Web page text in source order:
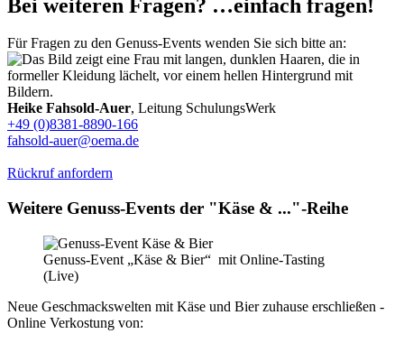
Bei weiteren Fragen? …einfach fragen!
Für Fragen zu den Genuss-Events wenden Sie sich bitte an:
Heike Fahsold-Auer, Leitung SchulungsWerk
+49 (0)8381-8890-166
fahsold-auer@oema.de
Rückruf anfordern
Weitere Genuss-Events der "Käse & ..."-Reihe
Genuss-Event „Käse & Bier“ mit Online-Tasting
(Live)
Neue Geschmackswelten mit Käse und Bier zuhause erschließen -
Online Verkostung von: